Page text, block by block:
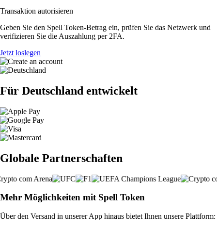
Transaktion autorisieren
Geben Sie den Spell Token-Betrag ein, prüfen Sie das Netzwerk und
verifizieren Sie die Auszahlung per 2FA.
Jetzt loslegen
Für Deutschland entwickelt
Globale Partnerschaften
Mehr Möglichkeiten mit Spell Token
Über den Versand in unserer App hinaus bietet Ihnen unsere Plattform: